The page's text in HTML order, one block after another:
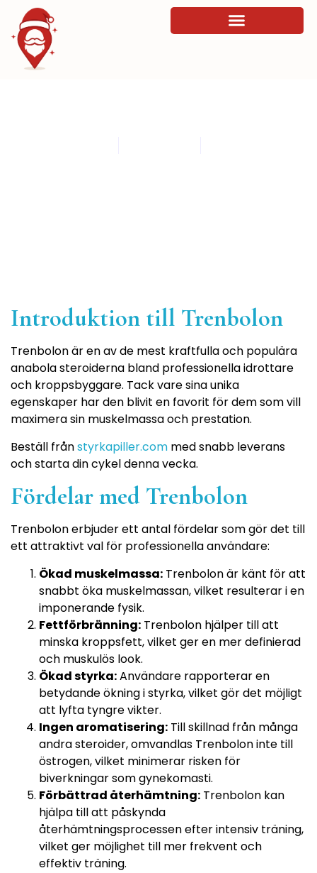
Introduktion till Trenbolon
Trenbolon är en av de mest kraftfulla och populära
anabola steroiderna bland professionella idrottare
och kroppsbyggare. Tack vare sina unika
egenskaper har den blivit en favorit för dem som vill
maximera sin muskelmassa och prestation.
Beställ frånstyrkapiller.com med snabb leverans
och starta din cykel denna vecka.
Fördelar med Trenbolon
Trenbolon erbjuder ett antal fördelar som gör det till
ett attraktivt val för professionella användare:
Ökad muskelmassa: Trenbolon är känt för att
snabbt öka muskelmassan, vilket resulterar i en
imponerande fysik.
Fettförbränning: Trenbolon hjälper till att
minska kroppsfett, vilket ger en mer definierad
och muskulös look.
Ökad styrka:Användare rapporterar en
betydande ökning i styrka, vilket gör det möjligt
att lyfta tyngre vikter.
Ingen aromatisering: Till skillnad från många
andra steroider, omvandlas Trenbolon inte till
östrogen, vilket minimerar risken för
biverkningar som gynekomasti.
Förbättrad återhämtning: Trenbolon kan
hjälpa till att påskynda
återhämtningsprocessen efter intensiv träning,
vilket ger möjlighet till mer frekvent och
effektiv träning.